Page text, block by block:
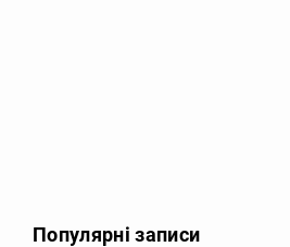
Популярні записи